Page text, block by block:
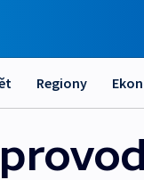
Regiony